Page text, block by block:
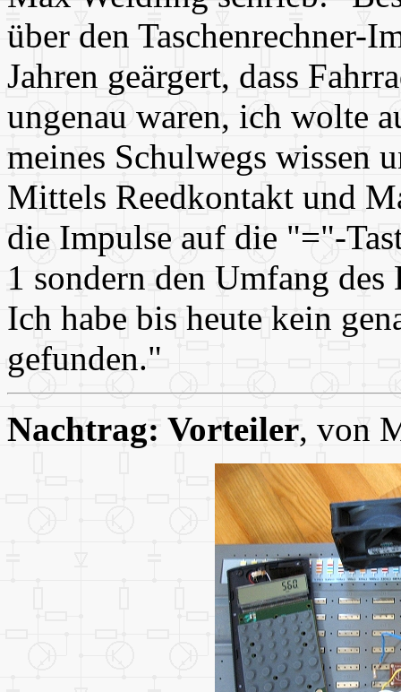
über den Taschenrechner-
Jahren geärgert, dass
ungenau waren, ich wolte
meines Schulwegs wissen
Mittels Reedkontakt und
die Impulse auf die "="-
1 sondern den Umfang
Ich habe bis heute kein
gefunden."
Nachtrag: Vorteiler, von